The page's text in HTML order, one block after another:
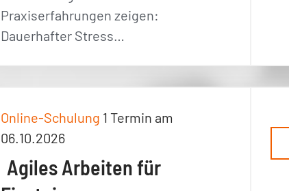
Praxiserfahrungen zeigen:
Dauerhafter Stress…
Online-Schulung 1 Termin am
06.10.2026
Agiles Arbeiten für